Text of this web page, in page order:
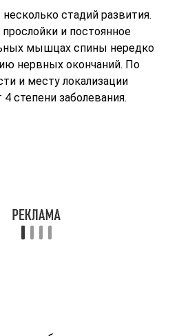
стадий развития.
и постоянное
мышцах спины нередко
нервных окончаний. По
и месту локализации
степени заболевания.